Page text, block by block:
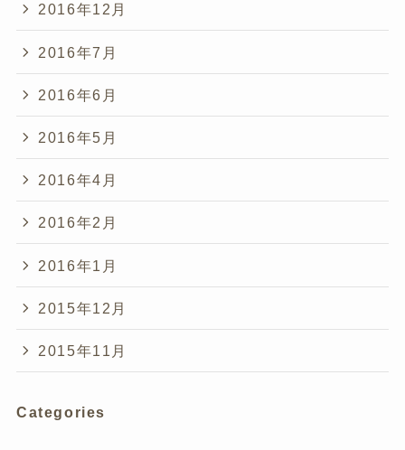
2016年12月
2016年7月
2016年6月
2016年5月
2016年4月
2016年2月
2016年1月
2015年12月
2015年11月
Categories